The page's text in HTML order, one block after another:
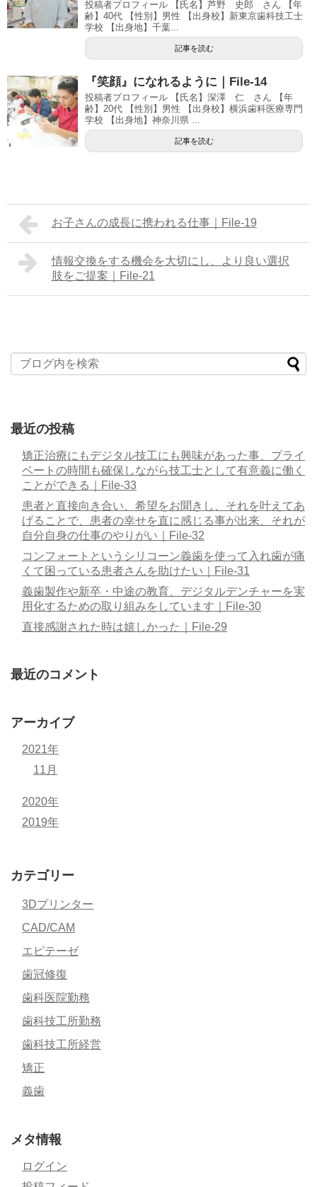
投稿者プロフィール 【氏名】芦野 史郎 さん 【年
齢】40代 【性別】男性 【出身校】新東京歯科技工士
学校 【出身地】千葉...
記事を読む
『笑顔』になれるように｜File-14
投稿者プロフィール 【氏名】深澤 仁 さん 【年
齢】20代 【性別】男性 【出身校】横浜歯科医療専門
学校 【出身地】神奈川県 ...
記事を読む
お子さんの成長に携われる仕事｜File-19
情報交換をする機会を大切にし、より良い選択
肢をご提案｜File-21
最近の投稿
矯正治療にもデジタル技工にも興味があった事、プライ
ベートの時間も確保しながら技工士として有意義に働く
ことができる｜File-33
患者と直接向き合い、希望をお聞きし、それを叶えてあ
げることで、患者の幸せを直に感じる事が出来、それが
自分自身の仕事のやりがい｜File-32
コンフォートというシリコーン義歯を使って入れ歯が痛
くて困っている患者さんを助けたい｜File-31
義歯製作や新卒・中途の教育、デジタルデンチャーを実
用化するための取り組みをしています｜File-30
直接感謝された時は嬉しかった｜File-29
最近のコメント
アーカイブ
2021年
11月
2020年
2019年
カテゴリー
3Dプリンター
CAD/CAM
エピテーゼ
歯冠修復
歯科医院勤務
歯科技工所勤務
歯科技工所経営
矯正
義歯
メタ情報
ログイン